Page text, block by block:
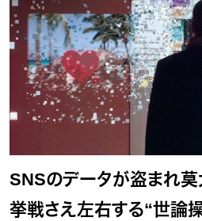
SNSのデータが盗まれ
挙戦さえ左右する“世論